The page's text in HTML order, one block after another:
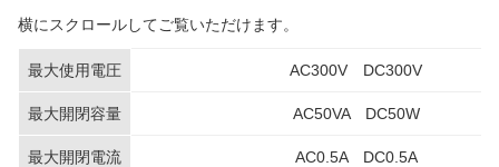
横にスクロールしてご覧いただけます。
最大使用電圧 AC300V DC300V
最大開閉容量 AC50VA DC50W
最大開閉電流 AC0.5A DC0.5A